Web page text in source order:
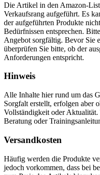
Die Artikel in den Amazon-
Verkaufsrang aufgeführt. Es
der aufgeführten Produkte
Bedürfnissen entsprechen.
Angebot sorgfältig. Bevor Sie
überprüfen Sie bitte, ob der
Anforderungen entspricht.
Hinweis
Alle Inhalte hier rund um das
Sorgfalt erstellt, erfolgen aber
Vollständigkeit oder Aktualität.
Beratung oder
Versandkosten
Häufig werden die Produkte
jedoch vorkommen, dass bei